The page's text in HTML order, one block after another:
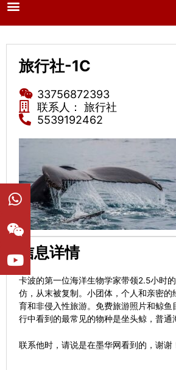
e
n
u
旅行社-1C
33756872393
联系人： 旅行社
5539192462
信息详情
卡波的第一位海洋生物学家带领2.5小时
仿，从末被复制。小团体，个人和亲密的
育和非侵入性旅游。免费旅游照片和鲸鱼
行中看到的最常见的物种是坐头鲸，普通
联系他时，请说是在墨华网看到的，谢谢
W
h
a
t
s
a
p
p
W
e
i
x
i
n
Y
o
u
t
u
b
e